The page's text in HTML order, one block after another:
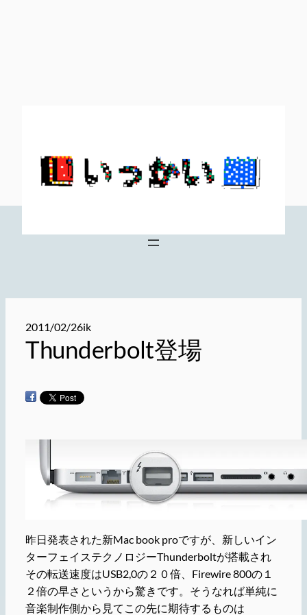
2011/02/26ik
Thunderbolt登場
昨日発表された新Mac book proですが、新しいイン
ターフェイステクノロジーThunderboltが搭載され
その転送速度はUSB2,0の２０倍、Firewire 800の１
２倍の早さというから驚きです。そうなれば単純に
音楽制作側から見てこの先に期待するものは